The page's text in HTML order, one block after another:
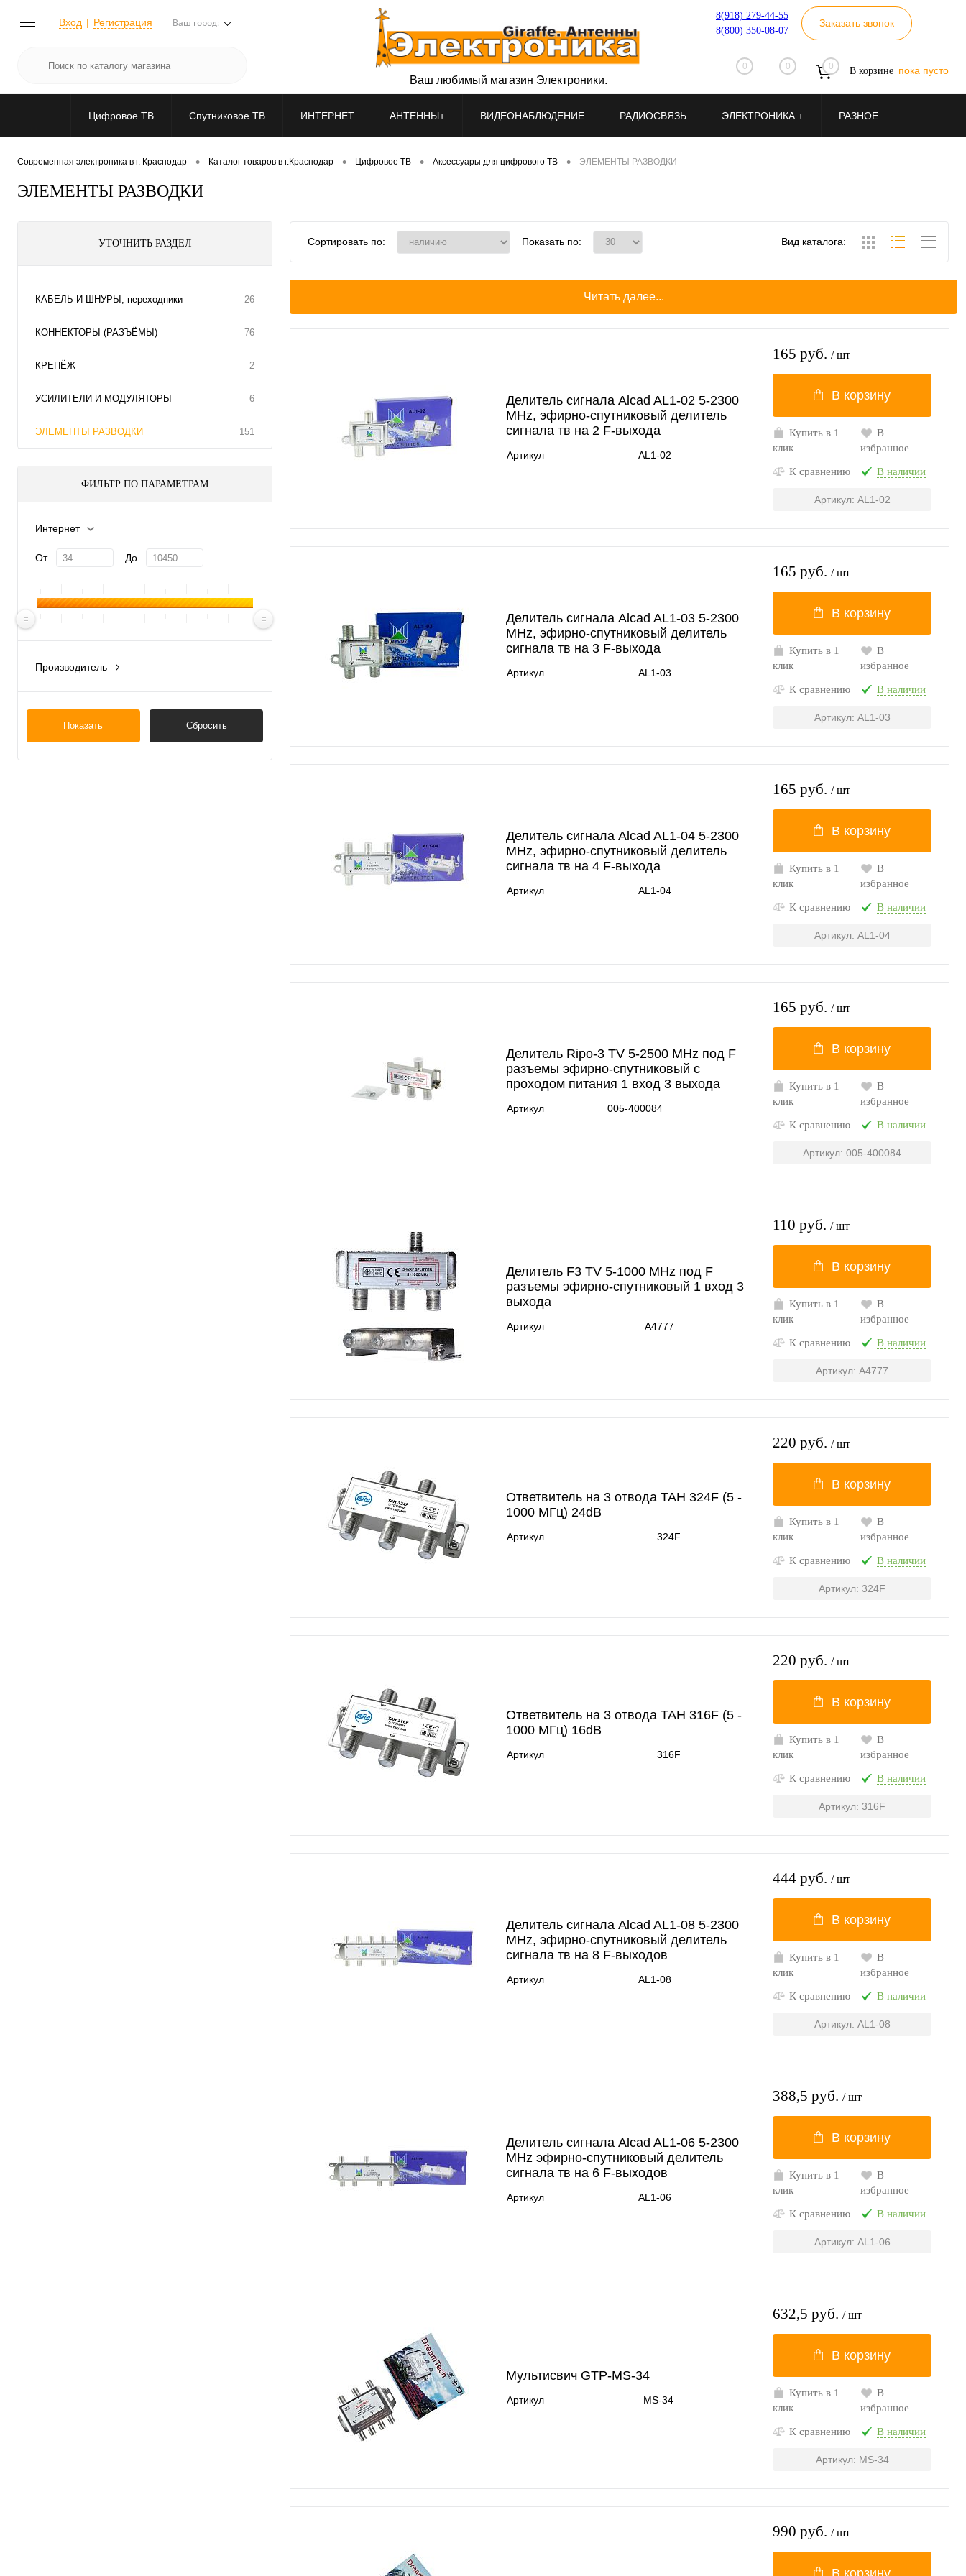
Вход Регистрация Ваш город:
8(918) 279-44-55
8(800) 350-08-07
Заказать звонок
0 0 0 В корзине пока пусто
Ваш любимый магазин Электроники.
Цифровое ТВ Спутниковое ТВ ИНТЕРНЕТ АНТЕННЫ+ ВИДЕОНАБЛЮДЕНИЕ РАДИОСВЯЗЬ ЭЛЕКТРОНИКА + РАЗНОЕ
Современная электроника в г. Краснодар • Каталог товаров в г.Краснодар • Цифровое ТВ • Аксессуары для цифрового ТВ • ЭЛЕМЕНТЫ РАЗВОДКИ
ЭЛЕМЕНТЫ РАЗВОДКИ
УТОЧНИТЬ РАЗДЕЛ
КАБЕЛЬ И ШНУРЫ, переходники 26
КОННЕКТОРЫ (РАЗЪЁМЫ) 76
КРЕПЁЖ 2
УСИЛИТЕЛИ И МОДУЛЯТОРЫ 6
ЭЛЕМЕНТЫ РАЗВОДКИ 151
ФИЛЬТР ПО ПАРАМЕТРАМ
Интернет
От До
Производитель
Показать Сбросить
Сортировать по: Показать по: Вид каталога:
Читать далее...
Делитель сигнала Alcad AL1-02 5-2300
MHz, эфирно-спутниковый делитель
сигнала тв на 2 F-выхода
Артикул AL1-02
165 руб. / шт
В корзину
Купить в 1
клик
В
избранное
К сравнению В наличии
Артикул: AL1-02
Делитель сигнала Alcad AL1-03 5-2300
MHz, эфирно-спутниковый делитель
сигнала тв на 3 F-выхода
Артикул AL1-03
165 руб. / шт
В корзину
Купить в 1
клик
В
избранное
К сравнению В наличии
Артикул: AL1-03
Делитель сигнала Alcad AL1-04 5-2300
MHz, эфирно-спутниковый делитель
сигнала тв на 4 F-выхода
Артикул AL1-04
165 руб. / шт
В корзину
Купить в 1
клик
В
избранное
К сравнению В наличии
Артикул: AL1-04
Делитель Ripo-3 TV 5-2500 MHz под F
разъемы эфирно-спутниковый с
проходом питания 1 вход 3 выхода
Артикул 005-400084
165 руб. / шт
В корзину
Купить в 1
клик
В
избранное
К сравнению В наличии
Артикул: 005-400084
Делитель F3 TV 5-1000 MHz под F
разъемы эфирно-спутниковый 1 вход 3
выхода
Артикул A4777
110 руб. / шт
В корзину
Купить в 1
клик
В
избранное
К сравнению В наличии
Артикул: A4777
Ответвитель на 3 отвода TAH 324F (5 -
1000 МГц) 24dB
Артикул 324F
220 руб. / шт
В корзину
Купить в 1
клик
В
избранное
К сравнению В наличии
Артикул: 324F
Ответвитель на 3 отвода TAH 316F (5 -
1000 МГц) 16dB
Артикул 316F
220 руб. / шт
В корзину
Купить в 1
клик
В
избранное
К сравнению В наличии
Артикул: 316F
Делитель сигнала Alcad AL1-08 5-2300
MHz, эфирно-спутниковый делитель
сигнала тв на 8 F-выходов
Артикул AL1-08
444 руб. / шт
В корзину
Купить в 1
клик
В
избранное
К сравнению В наличии
Артикул: AL1-08
Делитель сигнала Alcad AL1-06 5-2300
MHz эфирно-спутниковый делитель
сигнала тв на 6 F-выходов
Артикул AL1-06
388,5 руб. / шт
В корзину
Купить в 1
клик
В
избранное
К сравнению В наличии
Артикул: AL1-06
Мультисвич GTP-MS-34
Артикул MS-34
632,5 руб. / шт
В корзину
Купить в 1
клик
В
избранное
К сравнению В наличии
Артикул: MS-34
990 руб. / шт